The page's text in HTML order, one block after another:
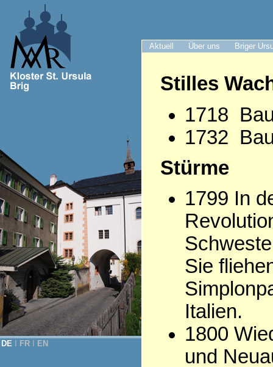
Aktuell Über uns Briger
DE FR EN
Stilles
1718
1732
Stürme
1799 In
Sie
Italien.
1800
und